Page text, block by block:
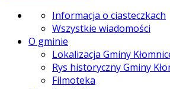
Informacja o ciasteczkach
Wszystkie wiadomości
O gminie
Lokalizacja Gminy
Rys historyczny Gminy
Filmoteka